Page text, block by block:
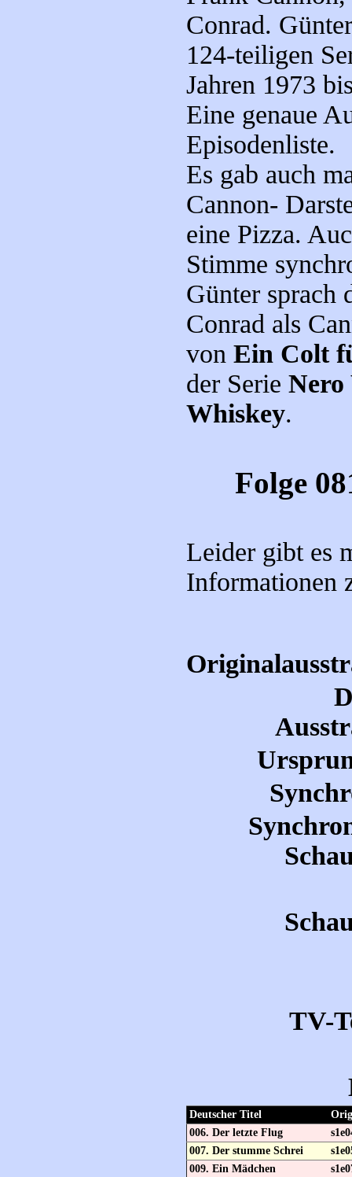
Conrad.
124-teiligen
Jahren 1973
Eine genaue
Episodenliste.
Es gab auch
Cannon-
eine Pizza.
Stimme
Günter sprach
Conrad als
von Ein Colt
der Serie Nero
Whiskey.
Folge
Leider gibt es
Informationen
TV-
Deutscher Titel
006. Der letzte Flug
007. Der stumme Schrei
009. Ein Mädchen